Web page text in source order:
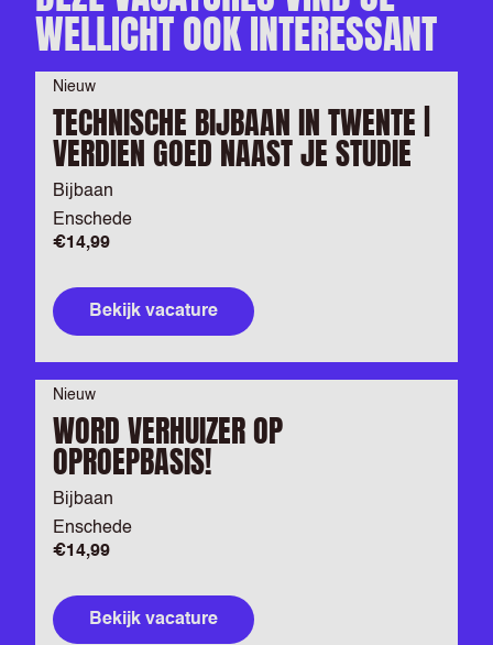
WELLICHT OOK INTERESSANT
Nieuw
TECHNISCHE BIJBAAN IN TWENTE |
VERDIEN GOED NAAST JE STUDIE
Bijbaan
Enschede
€14,99
Bekijk vacature
Nieuw
WORD VERHUIZER OP
OPROEPBASIS!
Bijbaan
Enschede
€14,99
Bekijk vacature